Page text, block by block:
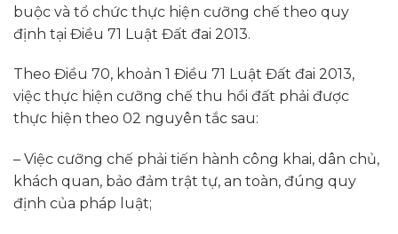
buộc và tổ chức thực hiện cưỡng chế theo quy
định tại Điều 71 Luật Đất đai 2013.
Theo Điều 70, khoản 1 Điều 71 Luật Đất đai 2013,
việc thực hiện cưỡng chế thu hồi đất phải được
thực hiện theo 02 nguyên tắc sau:
– Việc cưỡng chế phải tiến hành công khai, dân chủ,
khách quan, bảo đảm trật tự, an toàn, đúng quy
định của pháp luật;